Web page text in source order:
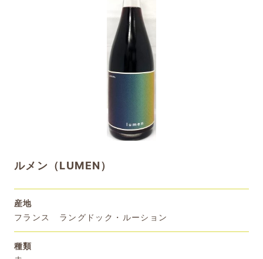
ルメン（LUMEN）
産地
フランス ラングドック・ルーション
種類